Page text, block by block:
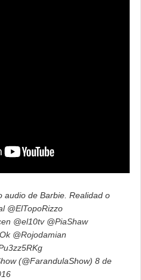
audio de Barbie. Realidad o
@ElTopoRizzo
@el10tv @PiaShaw
@Rojodamian
(@FarandulaShow) 8 de